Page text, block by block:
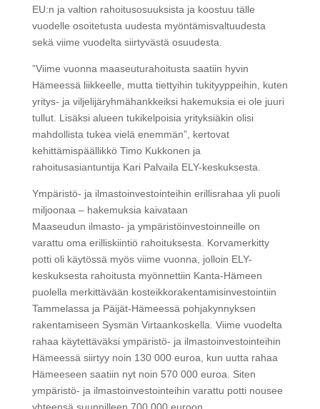
EU:n ja valtion rahoitusosuuksista ja koostuu tälle
vuodelle osoitetusta uudesta myöntämisvaltuudesta
sekä viime vuodelta siirtyvästä osuudesta.
”Viime vuonna maaseuturahoitusta saatiin hyvin
Hämeessä liikkeelle, mutta tiettyihin tukityyppeihin, kuten
yritys- ja viljelijäryhmähankkeiksi hakemuksia ei ole juuri
tullut. Lisäksi alueen tukikelpoisia yrityksiäkin olisi
mahdollista tukea vielä enemmän”, kertovat
kehittämispäällikkö Timo Kukkonen ja
rahoitusasiantuntija Kari Palvaila ELY-keskuksesta.
Ympäristö- ja ilmastoinvestointeihin erillisrahaa yli puoli
miljoonaa – hakemuksia kaivataan
Maaseudun ilmasto- ja ympäristöinvestoinneille on
varattu oma erilliskiintiö rahoituksesta. Korvamerkitty
potti oli käytössä myös viime vuonna, jolloin ELY-
keskuksesta rahoitusta myönnettiin Kanta-Hämeen
puolella merkittävään kosteikkorakentamisinvestointiin
Tammelassa ja Päijät-Hämeessä pohjakynnyksen
rakentamiseen Sysmän Virtaankoskella. Viime vuodelta
rahaa käytettäväksi ympäristö- ja ilmastoinvestointeihin
Hämeessä siirtyy noin 130 000 euroa, kun uutta rahaa
Hämeeseen saatiin nyt noin 570 000 euroa. Siten
ympäristö- ja ilmastoinvestointeihin varattu potti nousee